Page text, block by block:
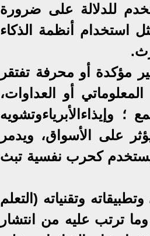
للدلالة على ضرورة
استخدام أنظمة الذكاء
مؤكدة أو محرفة تفتقر
أو العداوات،
وإيذاءالأبرياءوتشويه
على الأسواق، ويدمر
ويستخدم كحرب نفسية تبث
وتقنياته (التعلم
وما ترتب عليه من انتشار